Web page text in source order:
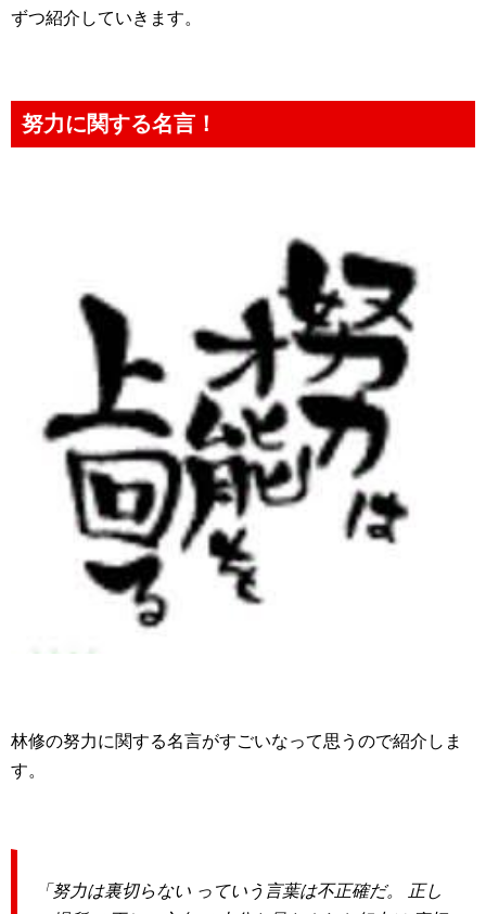
ずつ紹介していきます。
努力に関する名言！
林修の努力に関する名言がすごいなって思うので紹介しま
す。
「努力は裏切らない っていう言葉は不正確だ。 正し